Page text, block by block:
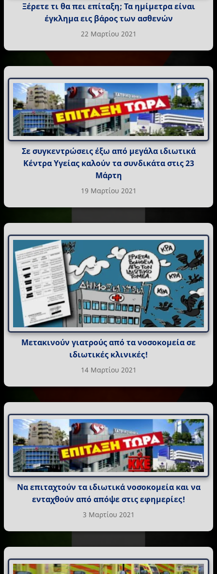
Ξέρετε τι θα πει επίταξη; Τα ημίμετρα είναι
έγκλημα εις βάρος των ασθενών
22 Μαρτίου 2021
Σε συγκεντρώσεις έξω από μεγάλα ιδιωτικά
Κέντρα Υγείας καλούν τα συνδικάτα στις 23
Μάρτη
19 Μαρτίου 2021
Μετακινούν γιατρούς από τα νοσοκομεία σε
ιδιωτικές κλινικές!
14 Μαρτίου 2021
Να επιταχτούν τα ιδιωτικά νοσοκομεία και να
ενταχθούν από απόψε στις εφημερίες!
3 Μαρτίου 2021